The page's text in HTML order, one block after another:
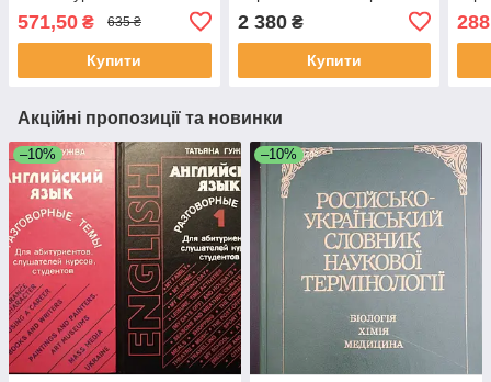
Солнцев. Ю. І. Соркін. Н.
Г. Федін
571,50 ₴ 635 ₴
Купити
2 380₴
Купити
288
Акційні пропозиції та новинки
–10% –10%